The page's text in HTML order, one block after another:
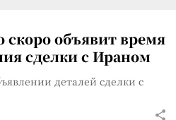
скоро объявит время
сделки с Ираном
деталей сделки с